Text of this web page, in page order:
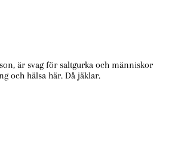
är svag för saltgurka och människor
och hälsa här. Då jäklar.